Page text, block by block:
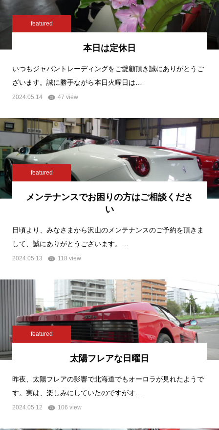
featured
本日は定休日
いつもジャパントレーディングをご愛顧頂き誠にありがとうご
ざいます。誠に勝手ながら本日火曜日は…
2024.05.14 47 view
featured
メンテナンスでお困りの方はご相談くださ
い
日頃より、みなさまから沢山のメンテナンスのご予約を頂きま
して、誠にありがとうございます。…
2024.05.13 118 view
featured
太陽フレアな日曜日
昨夜、太陽フレアの影響で北海道でもオーロラが見れたようで
す。実は、楽しみにしていたのですがオ…
2024.05.12 106 view